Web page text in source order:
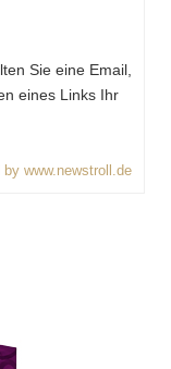
Sie eine Email,
eines Links Ihr
by www.newstroll.de